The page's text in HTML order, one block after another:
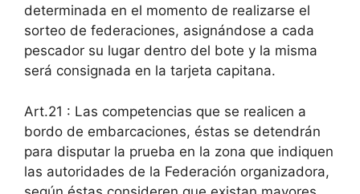
determinada en el momento de realizarse el
sorteo de federaciones, asignándose a cada
pescador su lugar dentro del bote y la misma
será consignada en la tarjeta capitana.
Art.21 : Las competencias que se realicen a
bordo de embarcaciones, éstas se detendrán
para disputar la prueba en la zona que indiquen
las autoridades de la Federación organizadora,